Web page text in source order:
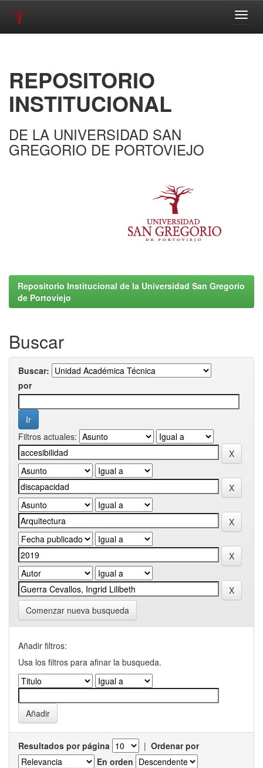
REPOSITORIO
INSTITUCIONAL
DE LA UNIVERSIDAD SAN
GREGORIO DE PORTOVIEJO
Repositorio Institucional de la Universidad San Gregorio
de Portoviejo
Buscar
Buscar:
por
Filtros actuales:
Comenzar nueva busqueda
Añadir filtros:
Usa los filtros para afinar la busqueda.
Resultados por página | Ordenar por
En orden